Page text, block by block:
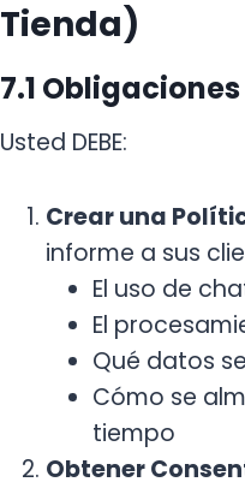
Tienda)
7.1
Usted DEBE:
Crear una
informe a sus
El uso de
El
Qué datos
Cómo se
tiempo
Obtener